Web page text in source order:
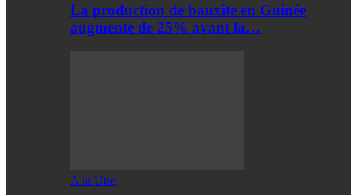
La production de bauxite en Guinée
augmente de 25% avant la…
A la Une